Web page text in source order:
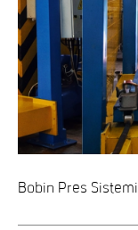
Bobin Pres Sistemi